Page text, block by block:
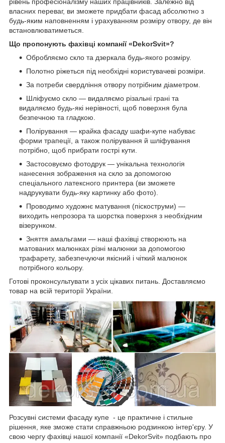
власних переваг, ви зможете придбати фасад абсолютно з
будь-яким наповненням і урахуванням розміру отвору, де він
встановлюватиметься.
Що пропонують фахівці компанії «DekorSvit»?
Обробляємо скло та дзеркала будь-якого розміру.
Полотно ріжеться під необхідні користувачеві розміри.
За потреби свердління отвору потрібним діаметром.
Шліфуємо скло — видаляємо різальні грані та
видаляємо будь-які нерівності, щоб поверхня була
безпечною та гладкою.
Полірування — крайка фасаду шафи-купе набуває
форми трапеції, а також полірування й шліфування
потрібно, щоб прибрати гострі кути.
Застосовуємо фотодрук — унікальна технологія
нанесення зображення на скло за допомогою
спеціального латексного принтера (ви зможете
надрукувати будь-яку картинку або фото).
Проводимо художнє матування (піскоструми) —
виходить непрозора та шорстка поверхня з необхідним
візерунком.
Зняття амальгами — наші фахівці створюють на
матованих малюнках різні малюнки за допомогою
трафарету, забезпечуючи якісний і чіткий малюнок
потрібного кольору.
Готові проконсультувати з усіх цікавих питань. Доставляємо
товар на всій території України.
Розсувні системи фасаду купе - це практичне і стильне
рішення, яке зможе стати справжньою родзинкою інтер'єру. У
свою чергу фахівці нашої компанії «DekorSvit» подбають про